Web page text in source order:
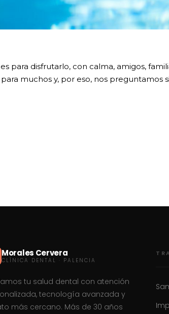
para disfrutarlo, con calma, amigos,
muchos y, por eso, nos preguntamos
Morales Cervera
CLÍNICA DENTAL · PALENCIA
tu salud dental con atención
tecnología avanzada y
más cercano. Más de 30 años